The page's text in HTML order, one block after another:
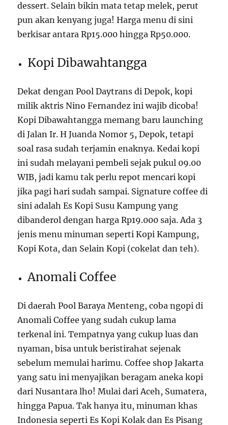
dessert. Selain bikin mata tetap melek, perut
pun akan kenyang juga! Harga menu di sini
berkisar antara Rp15.000 hingga Rp50.000.
Kopi Dibawahtangga
Dekat dengan Pool Daytrans di Depok, kopi
milik aktris Nino Fernandez ini wajib dicoba!
Kopi Dibawahtangga memang baru launching
di Jalan Ir. H Juanda Nomor 5, Depok, tetapi
soal rasa sudah terjamin enaknya. Kedai kopi
ini sudah melayani pembeli sejak pukul 09.00
WIB, jadi kamu tak perlu repot mencari kopi
jika pagi hari sudah sampai. Signature coffee di
sini adalah Es Kopi Susu Kampung yang
dibanderol dengan harga Rp19.000 saja. Ada 3
jenis menu minuman seperti Kopi Kampung,
Kopi Kota, dan Selain Kopi (cokelat dan teh).
Anomali Coffee
Di daerah Pool Baraya Menteng, coba ngopi di
Anomali Coffee yang sudah cukup lama
terkenal ini. Tempatnya yang cukup luas dan
nyaman, bisa untuk beristirahat sejenak
sebelum memulai harimu.Coffee shop Jakarta
yang satu ini menyajikan beragam aneka kopi
dari Nusantara lho! Mulai dari Aceh, Sumatera,
hingga Papua. Tak hanya itu, minuman khas
Indonesia seperti Es Kopi Kolak dan Es Pisang